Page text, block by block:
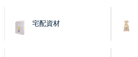
宅配資材